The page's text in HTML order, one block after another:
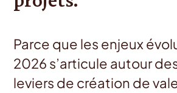
Parce que les enjeux
2026 s’articule autour
leviers de création de